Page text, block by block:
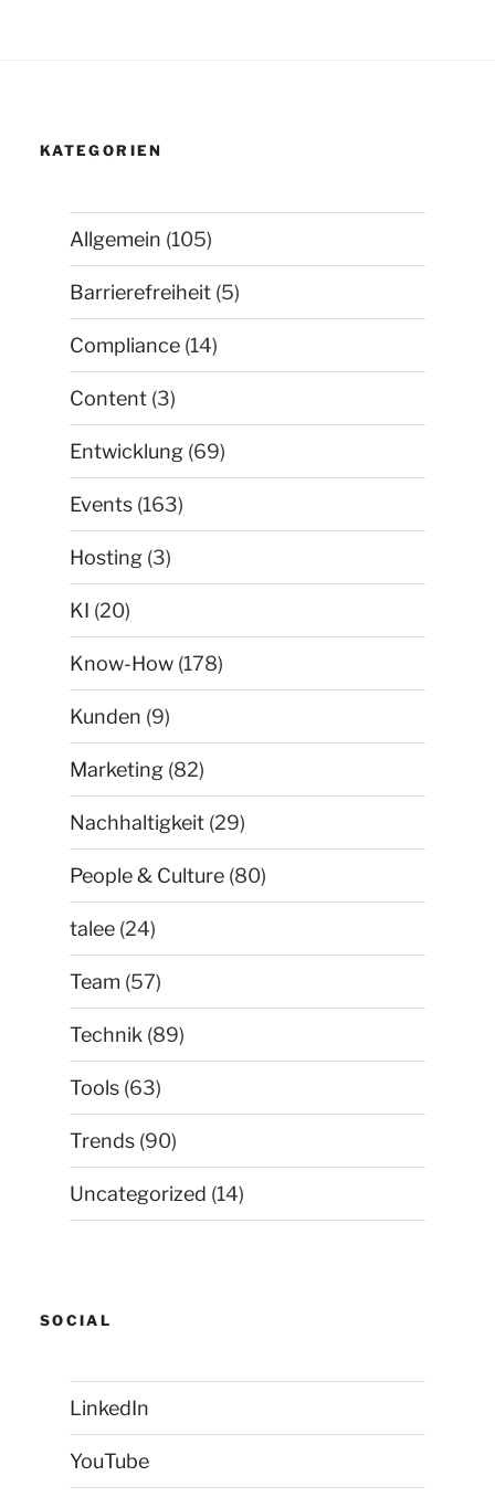
KATEGORIEN
Allgemein (105)
Barrierefreiheit (5)
Compliance (14)
Content (3)
Entwicklung (69)
Events (163)
Hosting (3)
KI (20)
Know-How (178)
Kunden (9)
Marketing (82)
Nachhaltigkeit (29)
People & Culture (80)
talee (24)
Team (57)
Technik (89)
Tools (63)
Trends (90)
Uncategorized (14)
SOCIAL
LinkedIn
YouTube